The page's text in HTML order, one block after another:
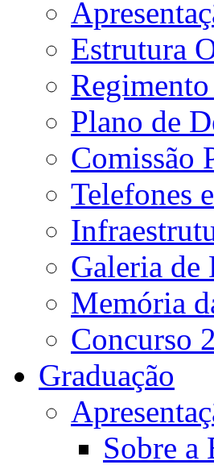
Estrutura
Plano de
Comissão
Telefones
Galeria de
Memória
Concurso
Graduação
Sobre a